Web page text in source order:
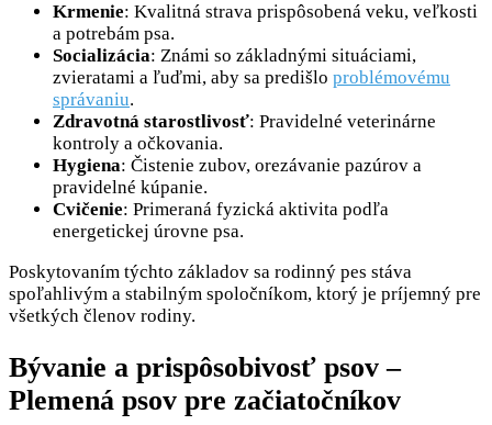
Krmenie: Kvalitná strava prispôsobená veku, veľkosti
a potrebám psa.
Socializácia: Známi so základnými situáciami,
zvieratami a ľuďmi, aby sa predišlo problémovému
správaniu.
Zdravotná starostlivosť: Pravidelné veterinárne
kontroly a očkovania.
Hygiena: Čistenie zubov, orezávanie pazúrov a
pravidelné kúpanie.
Cvičenie: Primeraná fyzická aktivita podľa
energetickej úrovne psa.
Poskytovaním týchto základov sa rodinný pes stáva
spoľahlivým a stabilným spoločníkom, ktorý je príjemný pre
všetkých členov rodiny.
Bývanie a prispôsobivosť psov –
Plemená psov pre začiatočníkov